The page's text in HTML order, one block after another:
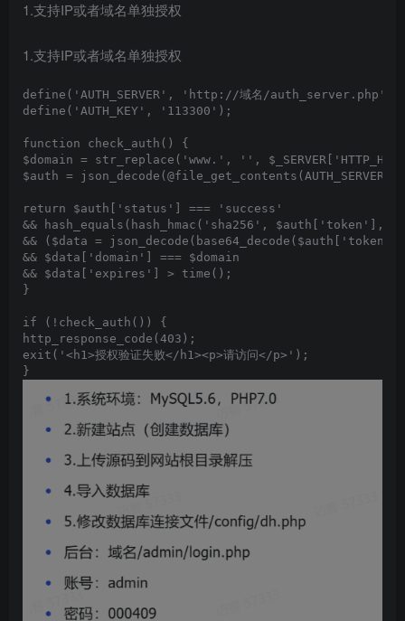
1.支持IP或者域名单独授权
1.支持IP或者域名单独授权
define('AUTH_SERVER', 'http://域名/auth_server.php');
define('AUTH_KEY', '113300');
function check_auth() {
$domain = str_replace('www.', '',
$auth =
return $auth['status'] === 'success'
&& hash_equals(hash_hmac('sha256', $auth['token'],
&& ($data =
&& $data['domain'] === $domain
&& $data['expires'] > time();
}
if (!check_auth()) {
http_response_code(403);
exit('<h1>授权验证失败</h1><p>请访问</p>');
}